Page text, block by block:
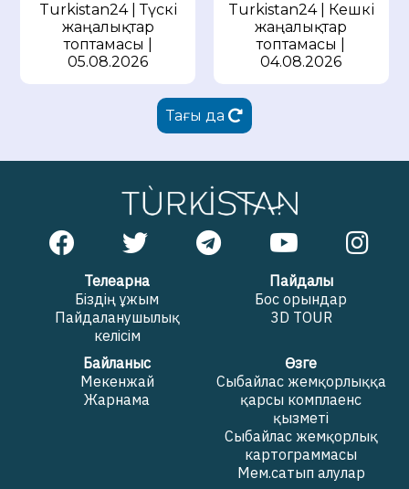
Turkistan24 | Түскі
жаңалықтар
топтамасы |
05.08.2026
Turkistan24 | Кешкі
жаңалықтар
топтамасы |
04.08.2026
Тағы да
Телеарна
Біздің ұжым
Пайдаланушылық
келісім
Пайдалы
Бос орындар
3D TOUR
Байланыс
Мекенжай
Жарнама
Өзге
Сыбайлас жемқорлыққа
қарсы комплаенс
қызметі
Сыбайлас жемқорлық
картограммасы
Мем.сатып алулар